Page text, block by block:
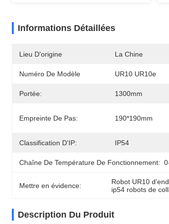
Informations Détaillées
Lieu D'origine La Chine
Numéro De Modèle UR10 UR10e
Portée: 1300mm
Empreinte De Pas: 190*190mm
Classification D'IP: IP54
Chaîne De Température De Fonctionnement:
Mettre en évidence: Robot UR10
ip54 robots de
Description Du Produit